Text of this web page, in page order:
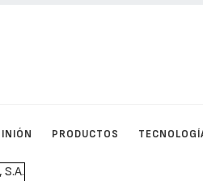
PRODUCTOS